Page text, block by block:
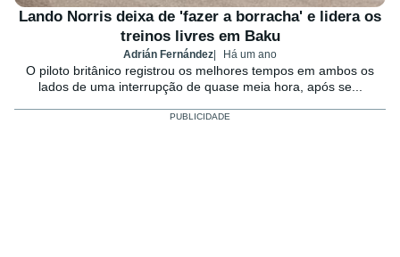
Lando Norris deixa de 'fazer a borracha' e lidera os
treinos livres em Baku
Adrián Fernández Há um ano
O piloto britânico registrou os melhores tempos em ambos os
lados de uma interrupção de quase meia hora, após se...